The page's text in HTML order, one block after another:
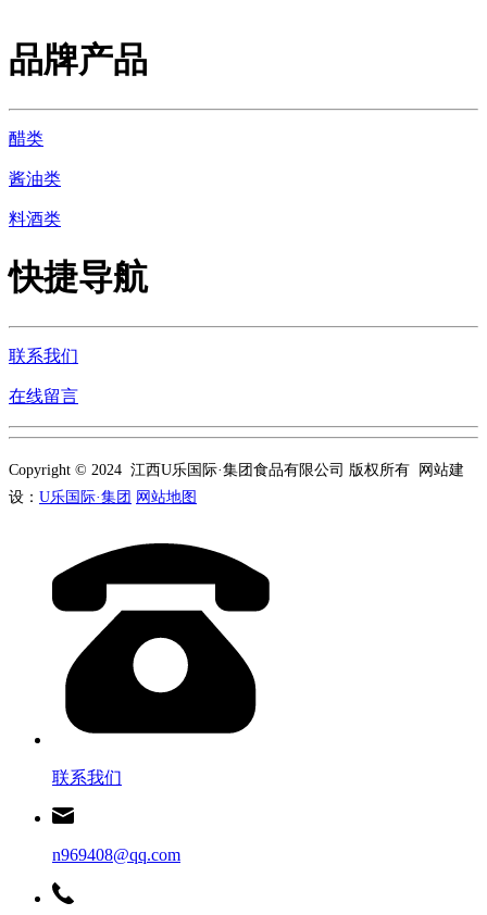
品牌产品
醋类
酱油类
料酒类
快捷导航
联系我们
在线留言
Copyright © 2024 江西U乐国际·集团食品有限公司 版权所有 网站建
设： U乐国际·集团 网站地图
联系我们
n969408@qq.com